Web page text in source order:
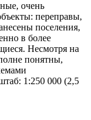
очень
переправы,
поселения,
в более
Несмотря на
понятны,
1:250 000 (2,5